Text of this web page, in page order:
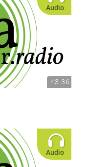
Audio
43:36
Audio